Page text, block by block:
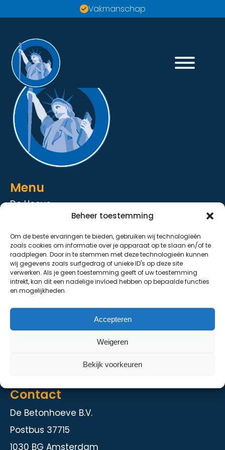
Beheer toestemming
Om de beste ervaringen te bieden, gebruiken wij technologieën
zoals cookies om informatie over je apparaat op te slaan en/of te
raadplegen. Door in te stemmen met deze technologieën kunnen
wij gegevens zoals surfgedrag of unieke ID's op deze site
verwerken. Als je geen toestemming geeft of uw toestemming
intrekt, kan dit een nadelige invloed hebben op bepaalde functies
en mogelijkheden.
Accepteren
Weigeren
Bekijk voorkeuren
Vakmanschap
Menu
De Hoeve
De Strandhoeve
De Grondhoeve
Over ons
Contact
Diensten
Kelder en staalbouw
Herstelmethodieken
Contact
De Betonhoeve B.V.
Postbus 37715
1030 BG Amsterdam